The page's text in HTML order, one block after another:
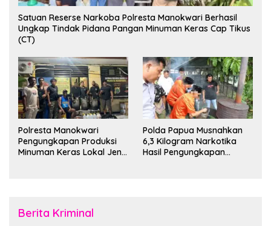
Satuan Reserse Narkoba Polresta Manokwari Berhasil
Ungkap Tindak Pidana Pangan Minuman Keras Cap Tikus
(CT)
Polresta Manokwari
Pengungkapan Produksi
Minuman Keras Lokal Jenis
Polda Papua Musnahkan
6,3 Kilogram Narkotika
Hasil Pengungkapan
Berita Kriminal